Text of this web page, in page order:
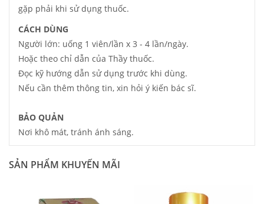
gặp phải khi sử dụng thuốc.
CÁCH DÙNG
Người lớn: uống 1 viên/lần x 3 - 4 lần/ngày.
Hoặc theo chỉ dẫn của Thầy thuốc.
Đọc kỹ hướng dẫn sử dụng trước khi dùng.
Nếu cần thêm thông tin, xin hỏi ý kiến bác sĩ.
BẢO QUẢN
Nơi khô mát, tránh ánh sáng.
SẢN PHẨM KHUYẾN MÃI